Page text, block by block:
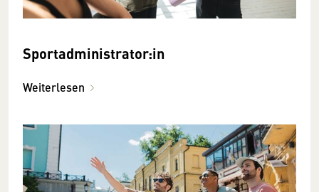
Sportadministrator:in
Weiterlesen